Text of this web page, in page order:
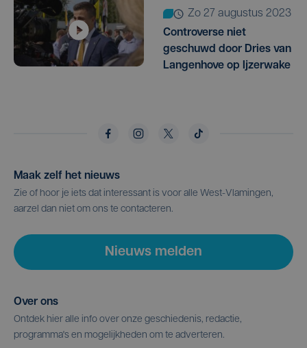
zo 27 augustus 2023
Controverse niet
geschuwd door Dries van
Langenhove op Ijzerwake
Maak zelf het nieuws
Zie of hoor je iets dat interessant is voor alle West-Vlamingen,
aarzel dan niet om ons te contacteren.
Nieuws melden
Over ons
Ontdek hier alle info over onze geschiedenis, redactie,
programma's en mogelijkheden om te adverteren.